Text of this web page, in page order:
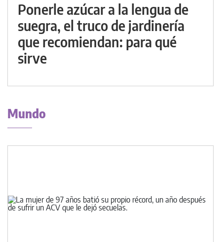
Ponerle azúcar a la lengua de
suegra, el truco de jardinería
que recomiendan: para qué
sirve
Mundo